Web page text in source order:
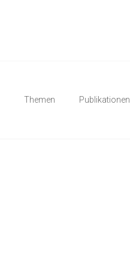
Themen Publikationen